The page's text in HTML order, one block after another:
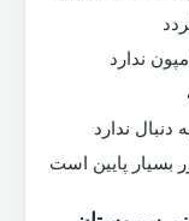
ندارد
ندارد
بسیار پایین است